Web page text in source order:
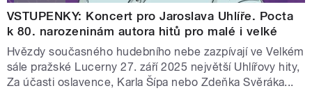
VSTUPENKY: Koncert pro Jaroslava Uhlíře. Pocta
k 80. narozeninám autora hitů pro malé i velké
Hvězdy současného hudebního nebe zazpívají ve Velkém
sále pražské Lucerny 27. září 2025 největší Uhlířovy hity,
Za účasti oslavence, Karla Šípa nebo Zdeňka Svěráka...